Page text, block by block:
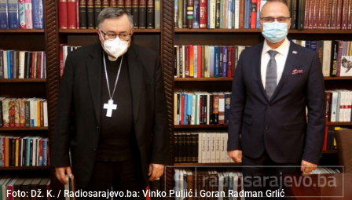
Foto: Dž. K. / Radiosarajevo.ba: Vinko Puljić i Goran Radman Grlić